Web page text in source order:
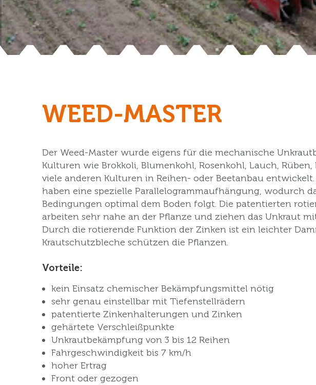
WEED-MASTER
Der Weed-Master wurde eigens für die mechanische
Kulturen wie Brokkoli, Blumenkohl, Rosenkohl, Lauch,
viele anderen Kulturen in Reihen- oder Beetanbau
haben eine spezielle Parallelogrammaufhängung, wodurch
Bedingungen optimal dem Boden folgt. Die patentierten
arbeiten sehr nahe an der Pflanze und ziehen das Unkraut
Durch die rotierende Funktion der Zinken ist ein leichter
Krautschutzbleche schützen die Pflanzen.
Vorteile:
kein Einsatz chemischer Bekämpfungsmittel nötig
sehr genau einstellbar mit Tiefenstellrädern
patentierte Zinkenhalterungen und Zinken
gehärtete Verschleißpunkte
Unkrautbekämpfung von 3 bis 12 Reihen
Fahrgeschwindigkeit bis 7 km/h
hoher Ertrag
Front oder gezogen